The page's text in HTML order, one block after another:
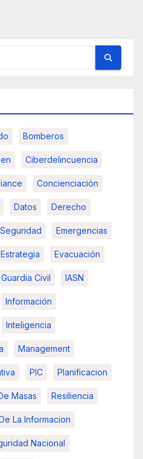
Bomberos
Ciberdelincuencia
Concienciación
Datos Derecho
Emergencias
Estrategia Evacuación
Guardia Civil IASN
Información
Inteligencia
Management
PIC Planificacion
Masas Resiliencia
La Informacion
Nacional